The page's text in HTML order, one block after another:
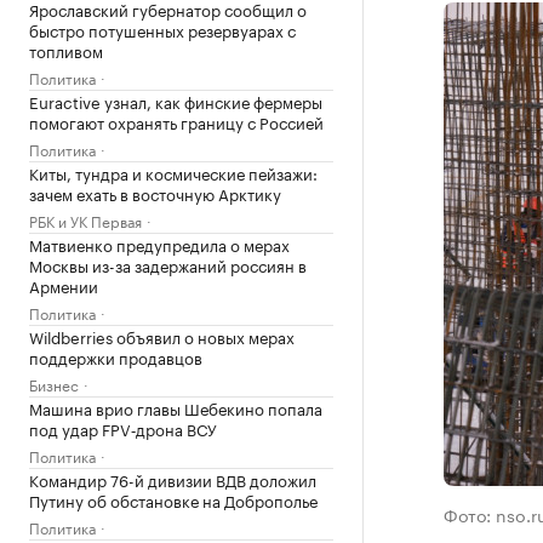
Ярославский губернатор сообщил о
быстро потушенных резервуарах с
топливом
Политика
Euractive узнал, как финские фермеры
помогают охранять границу с Россией
Политика
Киты, тундра и космические пейзажи:
зачем ехать в восточную Арктику
РБК и УК Первая
Матвиенко предупредила о мерах
Москвы из-за задержаний россиян в
Армении
Политика
Wildberries объявил о новых мерах
поддержки продавцов
Бизнес
Машина врио главы Шебекино попала
под удар FPV‑дрона ВСУ
Политика
Командир 76-й дивизии ВДВ доложил
Путину об обстановке на Доброполье
Политика Фото: